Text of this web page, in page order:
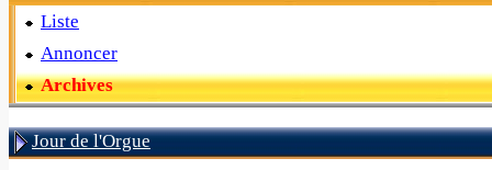
Liste
Annoncer
Archives
Jour de l'Orgue